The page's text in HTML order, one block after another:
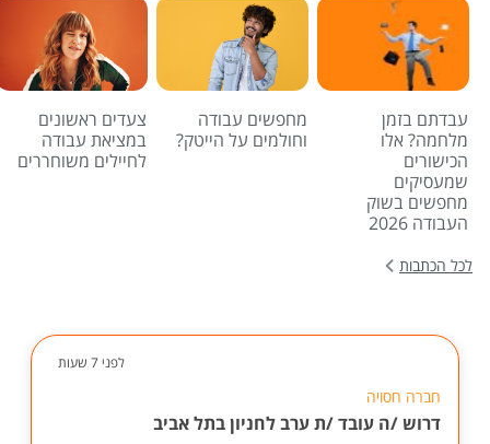
עבדתם בזמן
מלחמה? אלו
הכישורים
שמעסיקים
מחפשים בשוק
העבודה 2026
מחפשים עבודה
וחולמים על הייטק?
צעדים ראשונים
במציאת עבודה
לחיילים משוחררים
לכל הכתבות
לפני 7 שעות
חברה חסויה
דרוש /ה עובד /ת ערב לחניון בתל אביב